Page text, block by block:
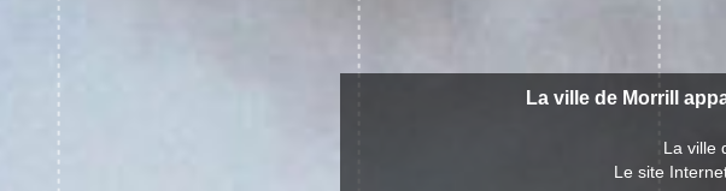
La ville de Morrill
La ville
Le site